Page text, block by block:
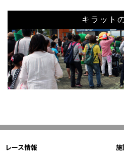
キラット
レース情報